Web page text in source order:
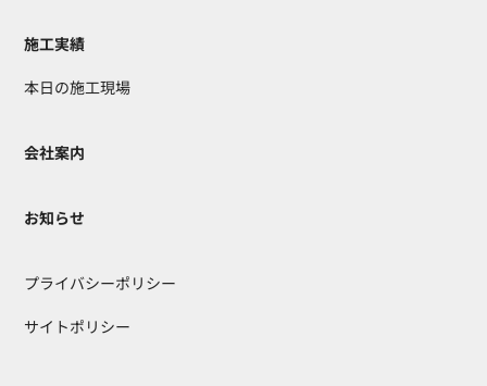
施工実績
本日の施工現場
会社案内
お知らせ
プライバシーポリシー
サイトポリシー